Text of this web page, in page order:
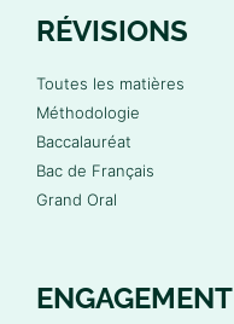
RÉVISIONS
Toutes les matières
Méthodologie
Baccalauréat
Bac de Français
Grand Oral
ENGAGEMENT